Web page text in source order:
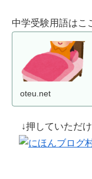
中学受験用語はこ
oteu.net
↓押していただ